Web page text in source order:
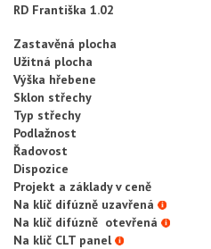
RD Františka 1.02
Zastavěná plocha
Užitná plocha
Výška hřebene
Sklon střechy
Typ střechy
Podlažnost
Řadovost
Dispozice
Projekt a základy v ceně
Na klíč difúzně uzavřená
Na klíč difúzně otevřená
Na klíč CLT panel